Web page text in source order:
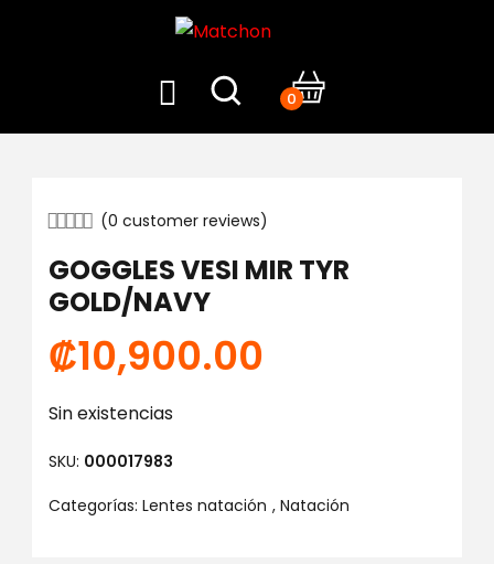
0
(0 customer reviews)
GOGGLES VESI MIR TYR
GOLD/NAVY
₡10,900.00
Sin existencias
SKU: 000017983
Categorías: Lentes natación , Natación